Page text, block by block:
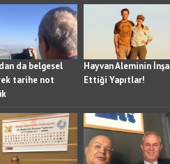
da belgesel
tarihe not
Hayvan Aleminin İnşa
Ettiği Yapıtlar!